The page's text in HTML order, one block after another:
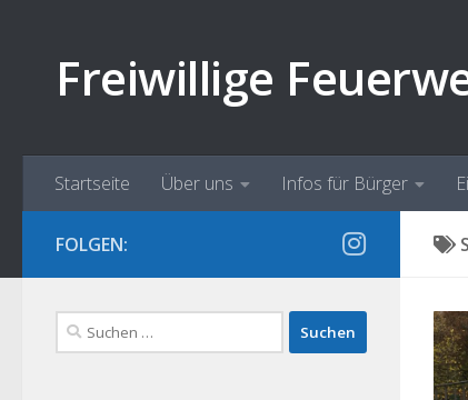
Freiwillige
Startseite Über uns Infos für Bürger
FOLGEN:
Suchen
nach: